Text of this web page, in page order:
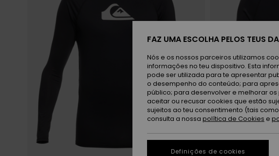
FAZ UMA ESCOLHA PELOS TEUS
Nós e os nossos parceiros utilizamos
informações no teu dispositivo. Esta
pode ser utilizada para te apresentar
o desempenho do conteúdo; para
público; para desenvolver e melhorar
aceitar ou recusar cookies que estão
sujeitos ao teu consentimento (tais
consulta a nossa política de Cookies e
Definições de cookies